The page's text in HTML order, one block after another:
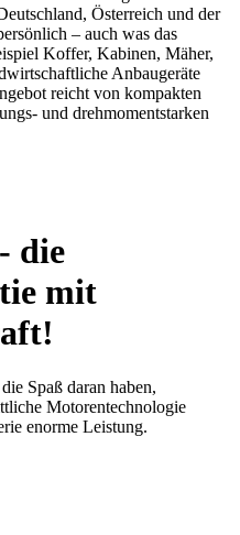
Österreich und der
– auch was das
Koffer, Kabinen, Mäher,
Anbaugeräte
reicht von kompakten
und drehmomentstarken
die
mit
Spaß daran haben,
Motorentechnologie
enorme Leistung.